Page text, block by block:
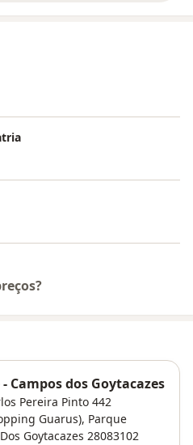
Campos dos Goytacazes
Pereira Pinto 442
Guarus), Parque
Goytacazes 28083102